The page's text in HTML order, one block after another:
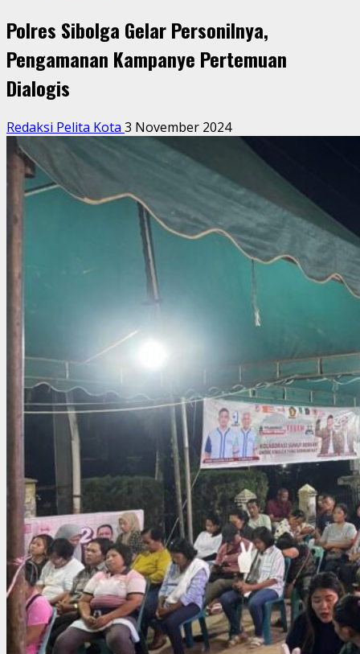
Polres Sibolga Gelar Personilnya,
Pengamanan Kampanye Pertemuan
Dialogis
Redaksi Pelita Kota 3 November 2024